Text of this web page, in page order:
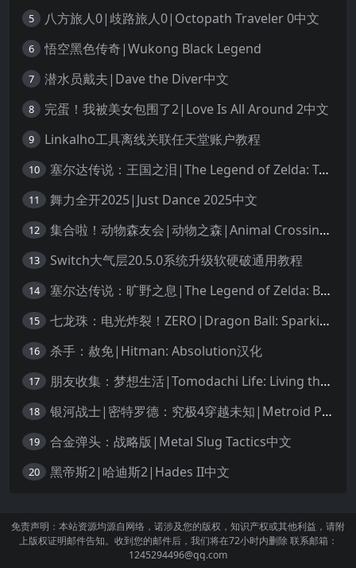
5 八方旅人0|歧路旅人0|Octopath Traveler 0中文
6 悟空黑色传奇|Wukong Black Legend
7 潜水员戴夫|Dave the Diver中文
8 完蛋！我被美女包围了2|Love Is All Around 2中文
9 Linkalho工具离线关联任天堂账户教程
10 塞尔达传说：王国之泪|The Legend of Zelda: Tears of the Kingdom中文
11 舞力全开2025|Just Dance 2025中文
12 集合啦！动物森友会|动物之森|Animal Crossing: New Horizons中文
13 Switch大气层20.5.0系统升级软硬破通用教程
14 塞尔达传说：旷野之息|The Legend of Zelda: Breath of the Wild中文
15 七龙珠：电光炸裂！ZERO|Dragon Ball: Sparking! Zero中文
16 杀手：赦免|Hitman: Absolution汉化
17 朋友收集：梦想生活|Tomodachi Life: Living the Dream中文
18 银河战士|密特罗德：究极4穿越未知|Metroid Prime 4: Beyond中文
19 合金弹头：战略版|Metal Slug Tactics中文
20 黑帝斯2|哈迪斯2|Hades II中文
免责声明：本站资源均源自网络，诺涉及您的版权，知识产权或其他利益，请附
上版权证明邮件告知。收到您的邮件后，我们将在72小时内删除 联系邮箱：
1245294496@qq.com